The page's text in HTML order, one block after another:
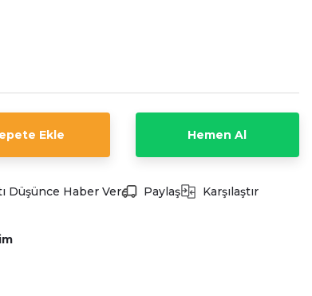
Ekle Hemen Al
Düşünce Haber Ver Paylaş Karşılaştır